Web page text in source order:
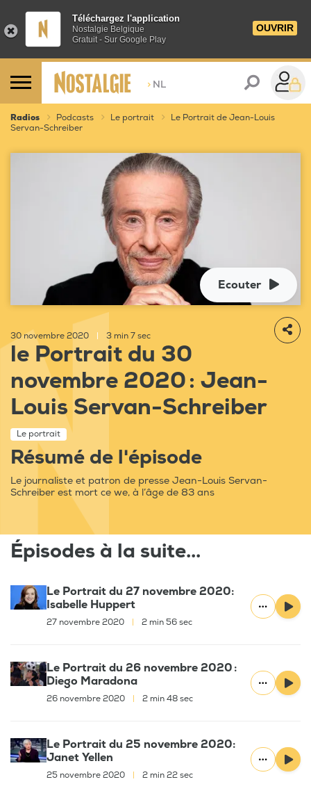
Téléchargez l'application
Nostalgie Belgique
Gratuit - Sur Google Play
OUVRIR
> NL
Radios Podcasts Le portrait
Le Portrait de Jean-Louis
Servan-Schreiber
Ecouter
30 novembre 2020 3 min 7 sec
le Portrait du 30
novembre 2020 : Jean-
Louis Servan-Schreiber
Le portrait
Résumé de l'épisode
Le journaliste et patron de presse Jean-Louis Servan-
Schreiber est mort ce we, à l’âge de 83 ans
Épisodes à la suite...
Le Portrait du 27 novembre 2020:
Isabelle Huppert
27 novembre 2020 2 min 56 sec
Le Portrait du 26 novembre 2020 :
Diego Maradona
26 novembre 2020 2 min 48 sec
Le Portrait du 25 novembre 2020:
Janet Yellen
25 novembre 2020 2 min 22 sec